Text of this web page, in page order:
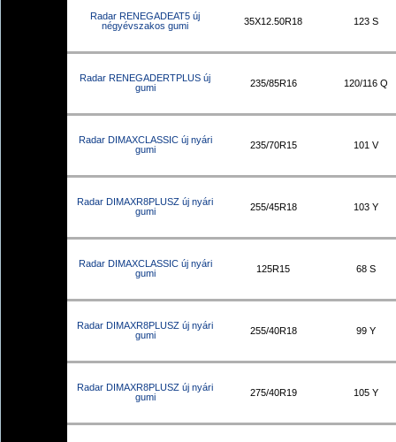
Radar RENEGADEAT5 új
négyévszakos gumi
35X12.50R18 123 S
Radar RENEGADERTPLUS új
gumi
235/85R16 120/116 Q
Radar DIMAXCLASSIC új nyári
gumi
235/70R15 101 V
Radar DIMAXR8PLUSZ új nyári
gumi
255/45R18 103 Y
Radar DIMAXCLASSIC új nyári
gumi
125R15 68 S
Radar DIMAXR8PLUSZ új nyári
gumi
255/40R18 99 Y
Radar DIMAXR8PLUSZ új nyári
gumi
275/40R19 105 Y